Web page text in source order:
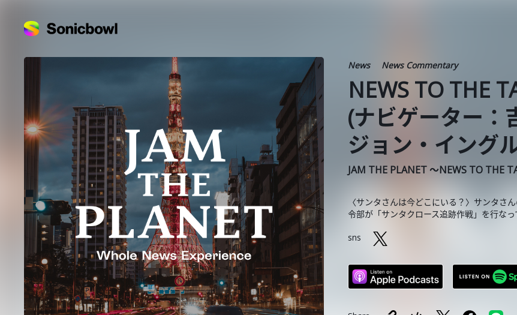
News News Commentary
NEWS TO THE
(ナビゲーター：
ジョン・イング
JAM THE PLANET ～NEWS TO THE
〈サンタさんは今どこにいる？〉サンタさ
令部が「サンタクロース追跡作戦」を行な
sns